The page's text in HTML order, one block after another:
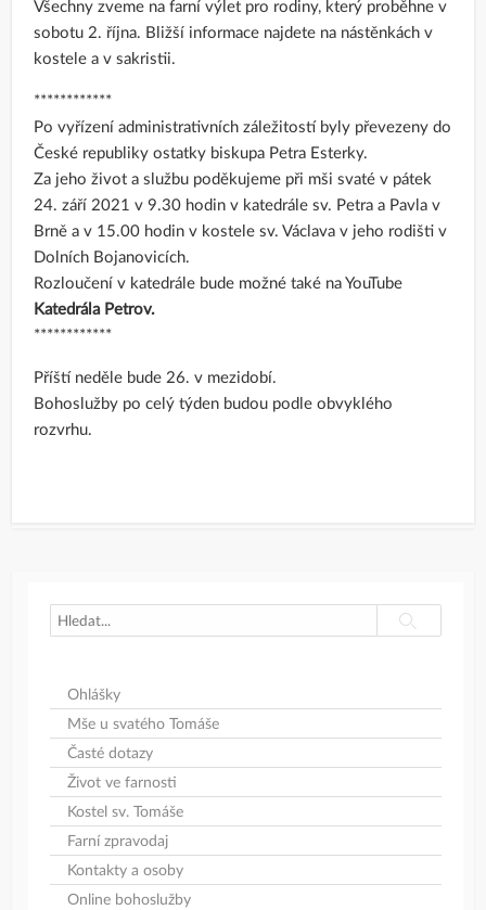
Všechny zveme na farní výlet pro rodiny, který proběhne v
sobotu 2. října. Bližší informace najdete na nástěnkách v
kostele a v sakristii.
************
Po vyřízení administrativních záležitostí byly převezeny do
České republiky ostatky biskupa Petra Esterky.
Za jeho život a službu poděkujeme při mši svaté v pátek
24. září 2021 v 9.30 hodin v katedrále sv. Petra a Pavla v
Brně a v 15.00 hodin v kostele sv. Václava v jeho rodišti v
Dolních Bojanovicích.
Rozloučení v katedrále bude možné také na YouTube
Katedrála Petrov.
************
Příští neděle bude 26. v mezidobí.
Bohoslužby po celý týden budou podle obvyklého
rozvrhu.
Search
Search
Ohlášky
Mše u svatého Tomáše
Časté dotazy
Život ve farnosti
Kostel sv. Tomáše
Farní zpravodaj
Kontakty a osoby
Online bohoslužby